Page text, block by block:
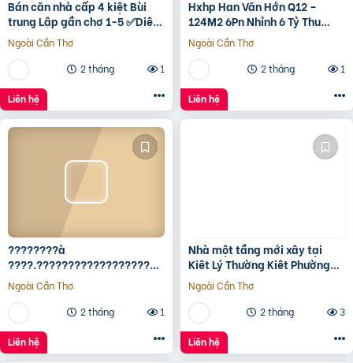
Bán căn nhà cấp 4 kiệt Bùi
trung Lập gần chợ 1-5 ✅Diện
tích 5*22 ✅Hướng Tây Bắc
✅Đường oto thông
Ngoài Cần Thơ
2 tháng
1
Liên hệ
Hxhp Han Văn Hớn Q12 –
124M2 6Pn Nhỉnh 6 Tỷ Thu
15Tr/Tháng
Ngoài Cần Thơ
2 tháng
1
Liên hệ
????????à
????.????????????????????,
???????????????? ????
ộ???? ????????ấ????, ????
ó???? ???? ????ặ????
????????ề????
????????????, ????????á
????.???? ????ỷ
Ngoài Cần Thơ
2 tháng
1
Liên hệ
Nhà một tầng mới xây tại
Kiêt Lý Thường Kiêt Phường
nam Đông Hà Quảng Trị
Ngoài Cần Thơ
2 tháng
3
Liên hệ